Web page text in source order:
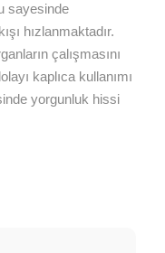
sayesinde
hızlanmaktadır.
çalışmasını
kaplıca kullanımı
yorgunluk hissi